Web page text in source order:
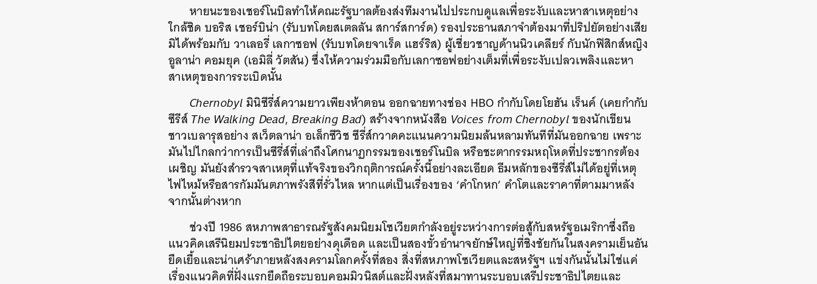
หายนะของเชอร์โนบิลทำให้คณะรัฐบาลต้องส่งทีมงานไปประกบดูแลเพื่อระงับและหาสาเหตุอย่าง
ใกล้ชิด บอริส เชอร์บิน่า (รับบทโดยสเตลลัน สการ์สการ์ด) รองประธานสภาจำต้องมาที่ปริปยัตอย่างเสีย
มิได้พร้อมกับ วาเลอรี่ เลกาซอฟ (รับบทโดยจาเร็ด แฮร์ริส) ผู้เชี่ยวชาญด้านนิวเคลียร์ กับนักฟิสิกส์หญิง
อูลาน่า คอมยุค (เอมิลี่ วัตสัน) ซึ่งให้ความร่วมมือกับเลกาซอฟอย่างเต็มที่เพื่อระงับเปลวเพลิงและหา
สาเหตุของการระเบิดนั้น
Chernobylมินิซีรี่ส์ความยาวเพียงห้าตอน ออกฉายทางช่อง HBO กำกับโดยโยฮัน เร็นค์ (เคยกำกับ
ซีรีส์The Walking Dead, Breaking Bad) สร้างจากหนังสือ Voices from Chernobylของนักเขียน
ชาวเบลารุสอย่าง สเว็ตลาน่า อเล็กซีวิช ซีรี่ส์กวาดคะแนนความนิยมล้นหลามทันทีที่มันออกฉาย เพราะ
มันไปไกลกว่าการเป็นซีรี่ส์ที่เล่าถึงโศกนาฏกรรมของเชอร์โนบิล หรือชะตากรรมหฤโหดที่ประชากรต้อง
เผชิญ มันยังสำรวจสาเหตุที่แท้จริงของวิกฤติการณ์ครั้งนี้อย่างละเอียด ธีมหลักของซีรี่ส์ไม่ได้อยู่ที่เหตุ
ไฟไหม้หรือสารกัมมันตภาพรังสีที่รั่วไหล หากแต่เป็นเรื่องของ ‘คำโกหก’ คำโตและราคาที่ตามมาหลัง
จากนั้นต่างหาก
ช่วงปี 1986 สหภาพสาธารณรัฐสังคมนิยมโซเวียตกำลังอยู่ระหว่างการต่อสู้กับสหรัฐอเมริกาซึ่งถือ
แนวคิดเสรีนิยมประชาธิปไตยอย่างดุเดือด และเป็นสองขั้วอำนาจยักษ์ใหญ่ที่ชิงชัยกันในสงครามเย็นอัน
ยืดเยื้อและน่าเศร้าภายหลังสงครามโลกครั้งที่สอง สิ่งที่สหภาพโซเวียตและสหรัฐฯ แข่งกันนั้นไม่ใช่แค่
เรื่องแนวคิดที่ฝั่งแรกยึดถือระบอบคอมมิวนิสต์และฝั่งหลังที่สมาทานระบอบเสรีประชาธิปไตยและ